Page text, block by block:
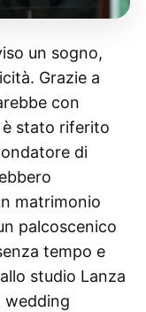
un sogno,
Grazie a
con
è stato riferito
di
matrimonio
palcoscenico
tempo e
studio Lanza
wedding